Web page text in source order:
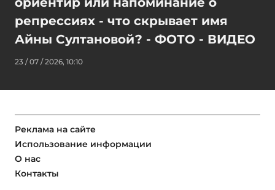
репрессиях - что скрывает имя
Айны Султановой? - ФОТО - ВИДЕО
23 / 07 / 2026, 10:10
Реклама на сайте
Использование информации
О нас
Контакты